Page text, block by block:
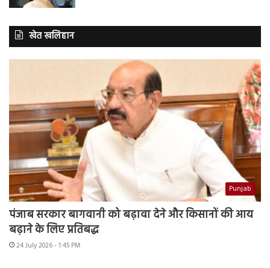
खेत खलिहान
Punjab
पंजाब सरकार बागवानी को बढ़ावा देने और किसानों की आय
बढ़ाने के लिए प्रतिबद्ध
24 July 2026 - 1:45 PM